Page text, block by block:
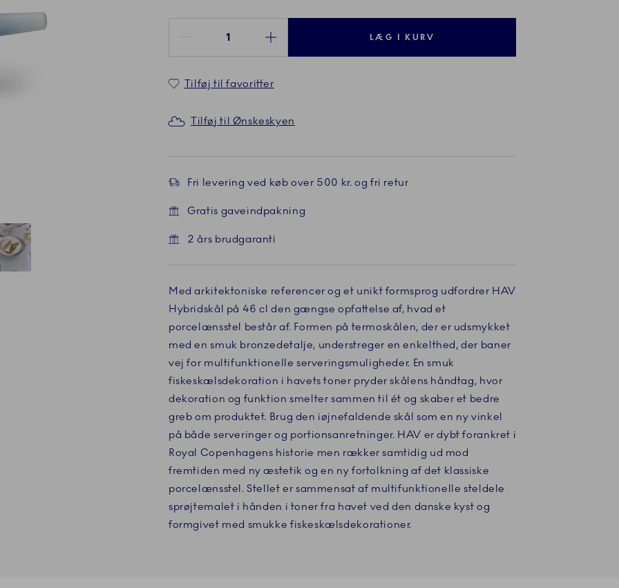
LÆG I KURV
Tilføj til favoritter
Tilføj til Ønskeskyen
Fri levering ved køb over 500 kr. og fri retur
Gratis gaveindpakning
2 års brudgaranti
Med arkitektoniske referencer og et unikt formsprog udfordrer HAV
Hybridskål på 46 cl den gængse opfattelse af, hvad et
porcelænsstel består af. Formen på termoskålen, der er udsmykket
med en smuk bronzedetalje, understreger en enkelthed, der baner
vej for multifunktionelle serveringsmuligheder. En smuk
fiskeskælsdekoration i havets toner pryder skålens håndtag, hvor
dekoration og funktion smelter sammen til ét og skaber et bedre
greb om produktet. Brug den iøjnefaldende skål som en ny vinkel
på både serveringer og portionsanretninger. HAV er dybt forankret i
Royal Copenhagens historie men rækker samtidig ud mod
fremtiden med ny æstetik og en ny fortolkning af det klassiske
porcelænsstel. Stellet er sammensat af multifunktionelle steldele
sprøjtemalet i hånden i toner fra havet ved den danske kyst og
formgivet med smukke fiskeskælsdekorationer.